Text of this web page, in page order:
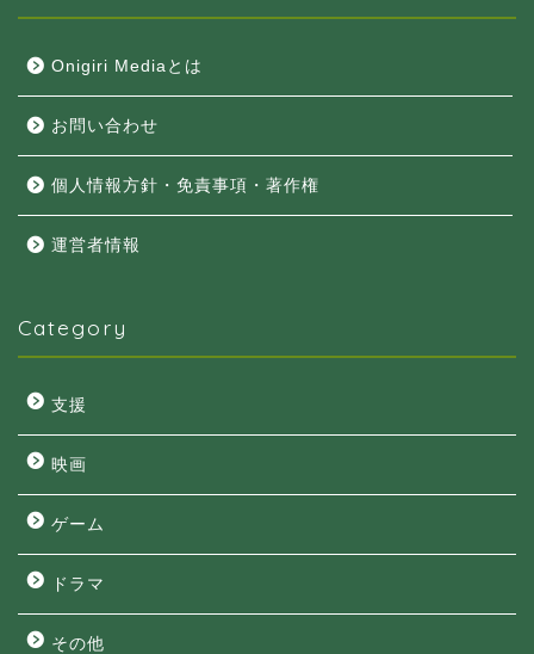
Onigiri Mediaとは
お問い合わせ
個人情報方針・免責事項・著作権
運営者情報
Category
支援
映画
ゲーム
ドラマ
その他